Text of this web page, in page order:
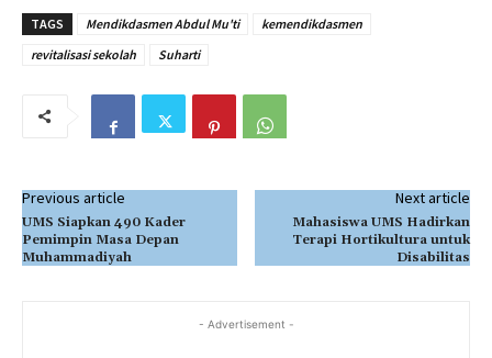
TAGS Mendikdasmen Abdul Mu'ti
kemendikdasmen
revitalisasi sekolah
Suharti
Previous article
UMS Siapkan 490 Kader
Pemimpin Masa Depan
Muhammadiyah
Next article
Mahasiswa UMS Hadirkan
Terapi Hortikultura untuk
Disabilitas
- Advertisement -